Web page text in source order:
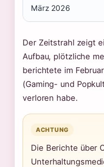
März 2026
Der Zeitstrahl zeigt
Aufbau, plötzliche
berichtete im
(Gaming- und
verloren habe.
ACHTUNG
Die Berichte über